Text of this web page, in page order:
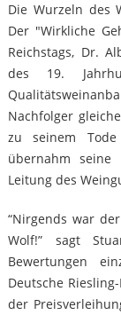
Die Wurzeln des
Der "Wirkliche
Reichstags, Dr.
des 19.
Nachfolger
zu seinem
übernahm seine
Leitung des
“Nirgends war
Wolf!” sagt
Bewertungen
Deutsche
der